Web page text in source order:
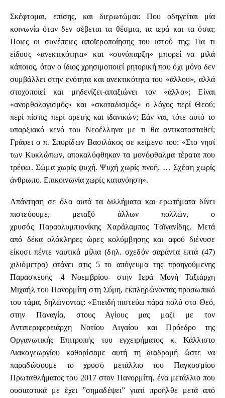
Σκέφτομαι, επίσης, και διερωτώμαι: Που οδηγείται μία
κοινωνία όταν δεν σέβεται τα θέσμια, τα ιερά και τα όσια;
Ποιες οι συνέπειες αποϊεροποίησης του ιστού της; Για τι
είδους «ανεκτικότητα» και «συνύπαρξη» μπορεί να μιλά
κάποιος, όταν ο ίδιος χρησιμοποιεί ρητορική που όχι μόνο δεν
συμβάλλει στην ενότητα και ανεκτικότητα του «άλλου», αλλά
στοχοποιεί και μηδενίζει-απαξιώνει τον «άλλο»; Είναι
«ανορθολογισμός» και «σκοταδισμός» ο λόγος περί Θεού;
περί πίστις; περί αρετής και ιδανικών; Εάν ναι, τότε αυτό το
υπαρξιακό κενό του Νεοέλληνα με τι θα αντικατασταθεί;
Γράφει ο π. Σπυρίδων Βασιλάκος σε κείμενο του: «Στο νησί
των Κυκλώπων, αποκαλύφθηκαν τα μονόφθαλμα τέρατα που
τρέφω. Σώμα χωρίς ψυχή. Ψυχή χωρίς πνοή. … Σχέση χωρίς
άνθρωπο. Επικοινωνία χωρίς κατανόηση».
Απάντηση σε όλα αυτά τα διλλήματα και ερωτήματα δίνει
πιστεύουμε, μεταξύ άλλων πολλών, ο
χρυσός Παραολυμπιονίκης Χαράλαμπος Ταϊγανίδης. Μετά
από δέκα ολόκληρες ώρες κολύμβησης και αφού διένυσε
είκοσι πέντε ναυτικά μίλια (δηλ. σχεδόν σαράντα επτά (47)
χιλιόμετρα) φτάνει στις 5 το απόγευμα της προηγούμενης
Παρασκευής -4 Νοεμβρίου- στην Ιερά Μονή Ταξιάρχη
Μιχαήλ του Πανορμίτη στη Σύμη, εκπληρώνοντας προσωπικό
του τάμα, δηλώνοντας: «Επειδή πιστεύω πάρα πολύ στο Θεό,
στην Παναγία, στους Αγίους μας μαζί με τον
Αντιπεριφερειάρχη Νοτίου Αιγαίου και Πρόεδρο της
Οργανωτικής Επιτροπής του εγχειρήματος κ. Κάλλιστο
Διακογεωργίου καθορίσαμε αυτή τη διαδρομή ώστε να
παραδώσουμε το χρυσό μετάλλιο του Παγκοσμίου
Πρωταθλήματος του 2017 στον Πανορμίτη, ένα μετάλλιο που
ουσιαστικά με έχει ”σημαδέψει” γιατί προήλθε μετά από